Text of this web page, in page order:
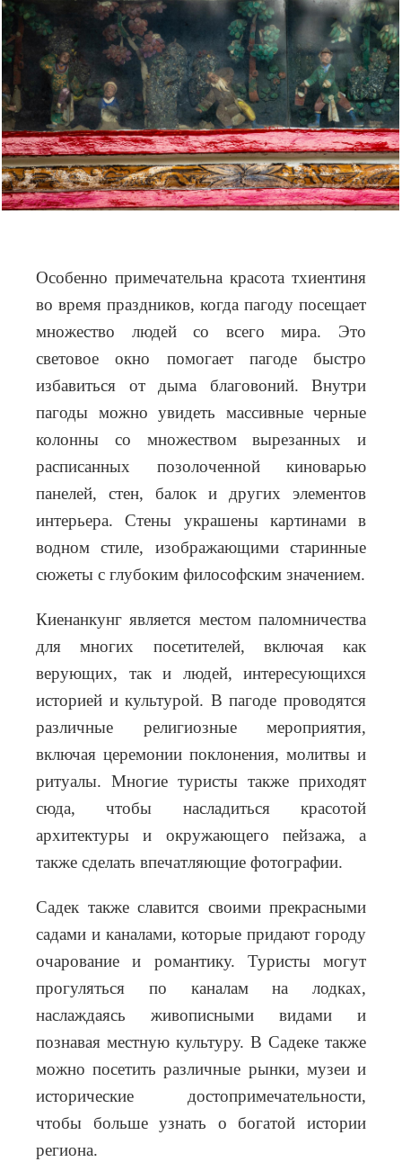
Особенно примечательна красота тхиентиня
во время праздников, когда пагоду посещает
множество людей со всего мира. Это
световое окно помогает пагоде быстро
избавиться от дыма благовоний. Внутри
пагоды можно увидеть массивные черные
колонны со множеством вырезанных и
расписанных позолоченной киноварью
панелей, стен, балок и других элементов
интерьера. Стены украшены картинами в
водном стиле, изображающими старинные
сюжеты с глубоким философским значением.
Киенанкунг является местом паломничества
для многих посетителей, включая как
верующих, так и людей, интересующихся
историей и культурой. В пагоде проводятся
различные религиозные мероприятия,
включая церемонии поклонения, молитвы и
ритуалы. Многие туристы также приходят
сюда, чтобы насладиться красотой
архитектуры и окружающего пейзажа, а
также сделать впечатляющие фотографии.
Садек также славится своими прекрасными
садами и каналами, которые придают городу
очарование и романтику. Туристы могут
прогуляться по каналам на лодках,
наслаждаясь живописными видами и
познавая местную культуру. В Садеке также
можно посетить различные рынки, музеи и
исторические достопримечательности,
чтобы больше
узнать о богатой истории
региона.